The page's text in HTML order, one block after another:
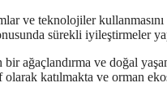
ve teknolojiler
sürekli iyileştirmeler
bir ağaçlandırma ve doğal
katılmakta ve orman